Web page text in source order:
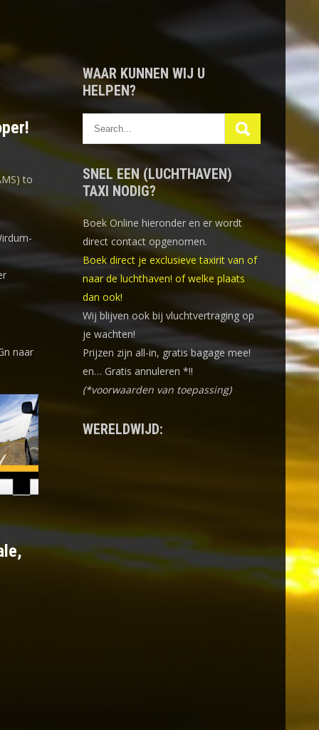
to
naar
WAAR KUNNEN WIJ U
HELPEN?
SNEL EEN (LUCHTHAVEN)
TAXI NODIG?
Boek Online hieronder en er wordt
direct contact opgenomen.
Boek direct je exclusieve taxirit van of
naar de luchthaven! of welke plaats
dan ook!
Wij blijven ook bij vluchtvertraging op
je wachten!
Prijzen zijn all-in, gratis bagage mee!
en… Gratis annuleren *!!
(*voorwaarden van toepassing)
WERELDWIJD: